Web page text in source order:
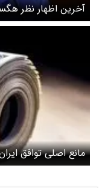
آخرین اظهار نظر
:مذاکرات با طرف
مانع اصلی توافق